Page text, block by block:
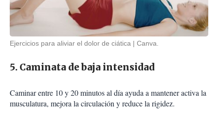
Ejercicios para aliviar el dolor de ciática Canva.
5. Caminata de baja intensidad
Caminar entre 10 y 20 minutos al día ayuda a mantener activa la
musculatura, mejora la circulación y reduce la rigidez.